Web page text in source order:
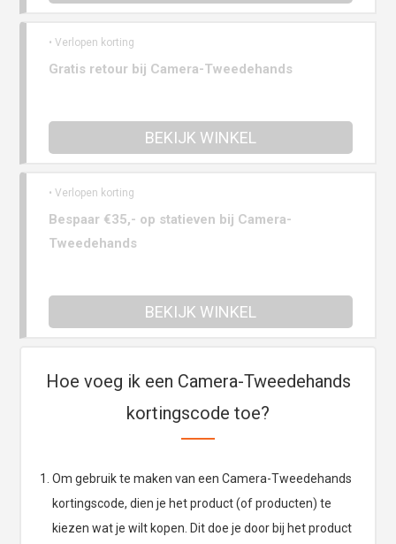
• Verlopen korting
Gratis retour bij Camera-Tweedehands
BEKIJK WINKEL
• Verlopen korting
Bespaar €35,- op statieven bij Camera-
Tweedehands
BEKIJK WINKEL
Hoe voeg ik een Camera-Tweedehands
kortingscode toe?
Om gebruik te maken van een Camera-Tweedehands
kortingscode, dien je het product (of producten) te
kiezen wat je wilt kopen. Dit doe je door bij het product